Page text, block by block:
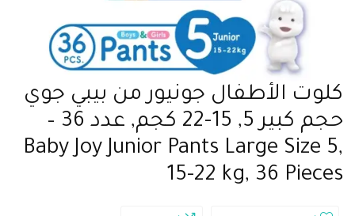
كلوت الأطفال جونيور من بيبي جوي
حجم كبير 5, 15-22 كجم, عدد 36 –
Baby Joy Junior Pants Large Size 5,
15-22 kg, 36 Pieces